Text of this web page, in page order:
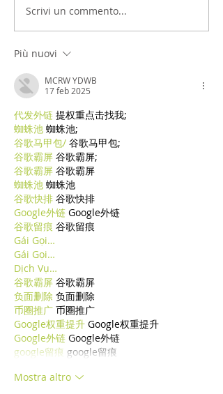
Scrivi un commento...
Più nuovi
MCRW YDWB
17 feb 2025
代发外链 提权重点击找我;
蜘蛛池 蜘蛛池;
谷歌马甲包/ 谷歌马甲包;
谷歌霸屏 谷歌霸屏;
谷歌霸屏 谷歌霸屏
蜘蛛池 蜘蛛池
谷歌快排 谷歌快排
Google外链 Google外链
谷歌留痕 谷歌留痕
Gái Gọi…
Gái Gọi…
Dịch Vụ…
谷歌霸屏 谷歌霸屏
负面删除 负面删除
币圈推广 币圈推广
Google权重提升 Google权重提升
Google外链 Google外链
google留痕 google留痕
Mostra altro